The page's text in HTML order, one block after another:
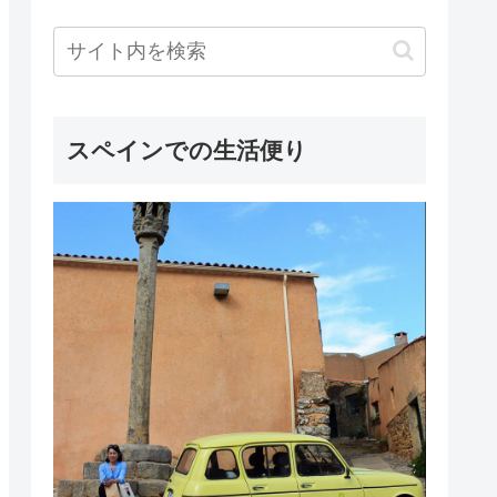
スペインでの生活便り